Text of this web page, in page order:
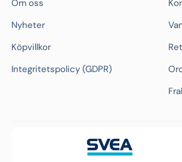
Om oss
Nyheter
Köpvillkor
Integritetspolicy (GDPR)